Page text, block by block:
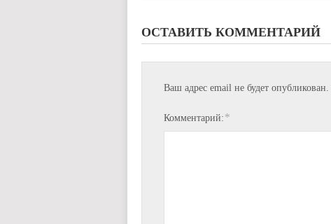
ОСТАВИТЬ КОММЕНТАРИЙ
Ваш адрес email не будет опубликован.
Комментарий: *